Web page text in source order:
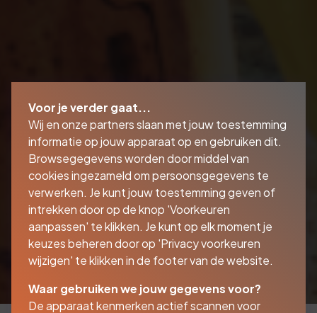
Voor je verder gaat...
Wij en onze partners slaan met jouw toestemming
informatie op jouw apparaat op en gebruiken dit.
Browsegegevens worden door middel van
cookies ingezameld om persoonsgegevens te
verwerken. Je kunt jouw toestemming geven of
intrekken door op de knop 'Voorkeuren
aanpassen' te klikken. Je kunt op elk moment je
keuzes beheren door op 'Privacy voorkeuren
wijzigen' te klikken in de footer van de website.
Waar gebruiken we jouw gegevens voor?
De apparaat kenmerken actief scannen voor